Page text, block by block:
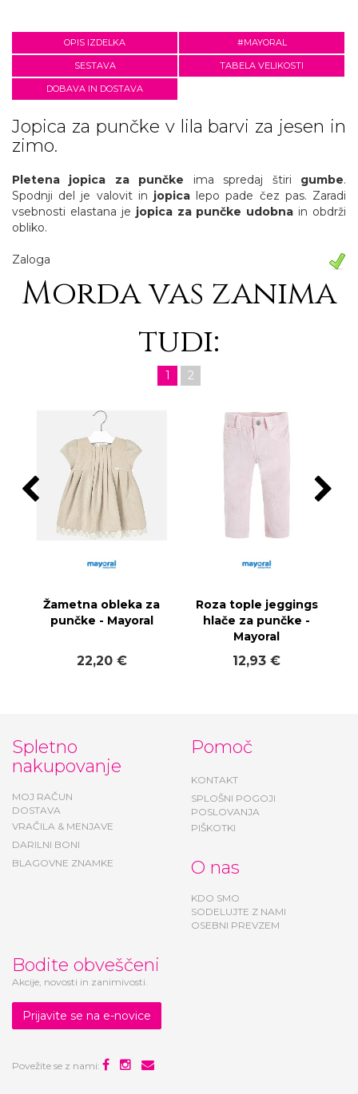
OPIS IZDELKA #MAYORAL
SESTAVA TABELA VELIKOSTI
DOBAVA IN DOSTAVA
Jopica za punčke v lila barvi za jesen in
zimo.
Pletena jopica za punčke ima spredaj štiri gumbe.
Spodnji del je valovit in jopica lepo pade čez pas. Zaradi
vsebnosti elastana je jopica za punčke udobna in obdrži
obliko.
Zaloga
Morda vas zanima
tudi:
1 2
Žametna obleka za
punčke - Mayoral
22,20 €
Roza tople jeggings
hlače za punčke -
Mayoral
12,93 €
Spletno
nakupovanje
MOJ RAČUN
DOSTAVA
VRAČILA & MENJAVE
DARILNI BONI
BLAGOVNE ZNAMKE
Pomoč
KONTAKT
SPLOŠNI POGOJI
POSLOVANJA
PIŠKOTKI
O nas
KDO SMO
SODELUJTE Z NAMI
OSEBNI PREVZEM
Bodite obveščeni
Akcije, novosti in zanimivosti.
Prijavite se na e-novice
Povežite se z nami: